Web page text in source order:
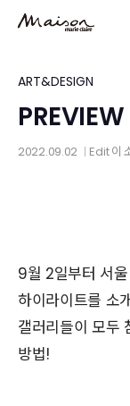
content
ART&DESIGN
PREVIEW
2022.09.02 Edit이
9월 2일부터 서
하이라이트를 소
갤러리들이 모두
방법!